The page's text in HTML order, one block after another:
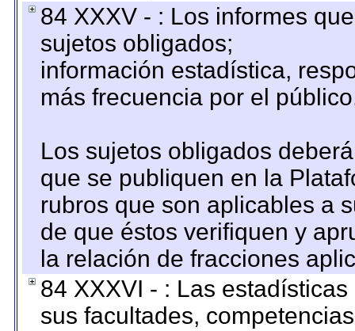
84 XXXV - : Los informes
sujetos obligados;
información estadística,
más frecuencia por el
Los sujetos obligados
que se publiquen en la
rubros que son aplicables a
de que éstos verifiquen y
la relación de fracciones
84 XXXVI - : Las
sus facultades,